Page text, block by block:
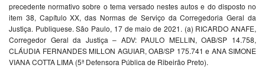
precedente normativo sobre o tema versado nestes autos e do disposto no
item 38, Capítulo XX, das Normas de Serviço da Corregedoria Geral da
Justiça. Publiquese. São Paulo, 17 de maio de 2021. (a) RICARDO ANAFE,
Corregedor Geral da Justiça – ADV: PAULO MELLIN, OAB/SP 14.758,
CLÁUDIA FERNANDES MILLON AGUIAR, OAB/SP 175.741 e ANA SIMONE
VIANA COTTA LIMA (5ª Defensora Pública de Ribeirão Preto).